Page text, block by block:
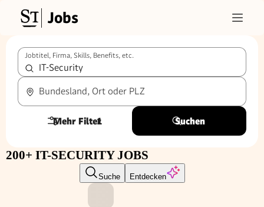
Jobs
Jobtitel, Firma, Skills, Benefits, etc.
Bundesland, Ort oder PLZ
Mehr Filter
1 Suchen
200+ IT-SECURITY JOBS
Suche Entdecken